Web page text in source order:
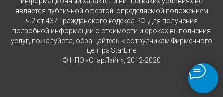
является публичной офертой, определяемой положением
ч.2 ст.437 Гражданского кодекса РФ. Для получения
подробной информации о стоимости и сроках выполнения
услуг, пожалуйста, обращайтесь к сотрудникам Фирменного
центра StarLine
© НПО «СтарЛайн», 2012-2020